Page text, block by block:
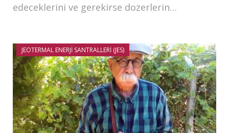
edeceklerini ve gerekirse dozerlerin…
JEOTERMAL ENERJI SANTRALLERI (JES)